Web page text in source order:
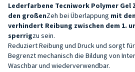
Lederfarbene Tecniwork Polymer Gel
den großenZeh bei Überlappung mit
verhindert Reibung zwischen dem 1.
sperrigzu sein.
Reduziert Reibung und Druck und sorgt für
Begrenzt mechanisch die Bildung von
Waschbar und wiederverwendbar.